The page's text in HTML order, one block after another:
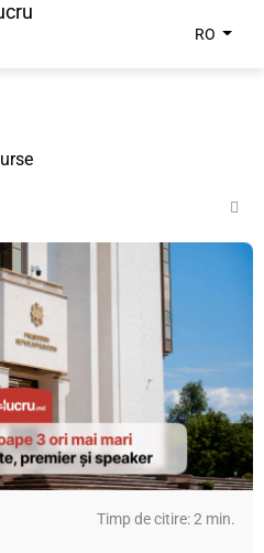
RO
Timp de citire: 2 min.